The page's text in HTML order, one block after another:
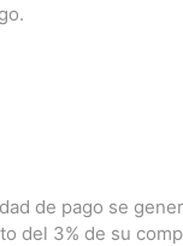
de pago se
del 3% de su